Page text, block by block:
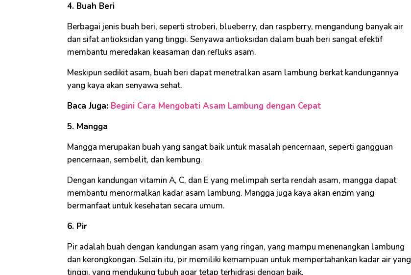
4. Buah Beri
Berbagai jenis buah beri, seperti stroberi, blueberry, dan raspberry, mengandung banyak air
dan sifat antioksidan yang tinggi. Senyawa antioksidan dalam buah beri sangat efektif
membantu meredakan keasaman dan refluks asam.
Meskipun sedikit asam, buah beri dapat menetralkan asam lambung berkat kandungannya
yang kaya akan senyawa sehat.
Baca Juga: Begini Cara Mengobati Asam Lambung dengan Cepat
5. Mangga
Mangga merupakan buah yang sangat baik untuk masalah pencernaan, seperti gangguan
pencernaan, sembelit, dan kembung.
Dengan kandungan vitamin A, C, dan E yang melimpah serta rendah asam, mangga dapat
membantu menormalkan kadar asam lambung. Mangga juga kaya akan enzim yang
bermanfaat untuk kesehatan secara umum.
6. Pir
Pir adalah buah dengan kandungan asam yang ringan, yang mampu menenangkan lambung
dan kerongkongan. Selain itu, pir memiliki kemampuan untuk mempertahankan kadar air yang
tinggi, yang mendukung tubuh agar tetap terhidrasi dengan baik.